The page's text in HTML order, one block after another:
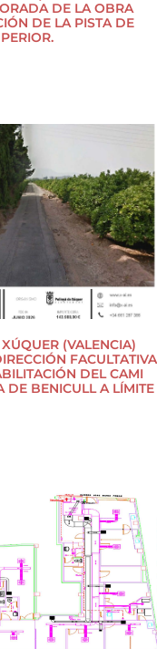
DE LA OBRA
DE LA PISTA DE
(VALENCIA)
FACULTATIVA
DEL CAMI
DE BENICULL A LÍMITE